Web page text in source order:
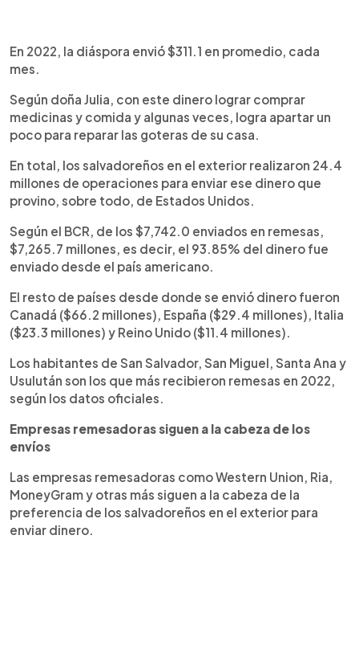
En 2022, la diáspora envió $311.1 en promedio, cada
mes.
Según doña Julia, con este dinero lograr comprar
medicinas y comida y algunas veces, logra apartar un
poco para reparar las goteras de su casa.
En total, los salvadoreños en el exterior realizaron 24.4
millones de operaciones para enviar ese dinero que
provino, sobre todo, de Estados Unidos.
Según el BCR, de los $7,742.0 enviados en remesas,
$7,265.7 millones, es decir, el 93.85% del dinero fue
enviado desde el país americano.
El resto de países desde donde se envió dinero fueron
Canadá ($66.2 millones), España ($29.4 millones), Italia
($23.3 millones) y Reino Unido ($11.4 millones).
Los habitantes de San Salvador, San Miguel, Santa Ana y
Usulután son los que más recibieron remesas en 2022,
según los datos oficiales.
Empresas remesadoras siguen a la cabeza de los
envíos
Las empresas remesadoras como Western Union, Ria,
MoneyGram y otras más siguen a la cabeza de la
preferencia de los salvadoreños en el exterior para
enviar dinero.